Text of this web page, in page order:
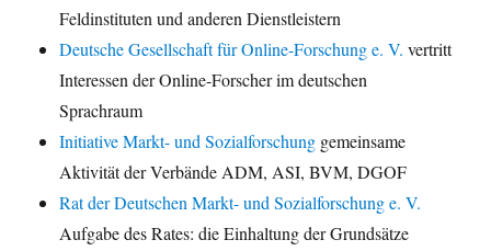
Feldinstituten und anderen Dienstleistern
Deutsche Gesellschaft für Online-Forschung e. V. vertritt
Interessen der Online-Forscher im deutschen
Sprachraum
Initiative Markt- und Sozialforschung gemeinsame
Aktivität der Verbände ADM, ASI, BVM, DGOF
Rat der Deutschen Markt- und Sozialforschung e. V.
Aufgabe des Rates: die Einhaltung der Grundsätze